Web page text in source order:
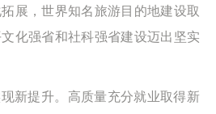
展，世界知名旅游目的地建设取
化强省和社科强省建设迈出坚实
新提升。高质量充分就业取得新